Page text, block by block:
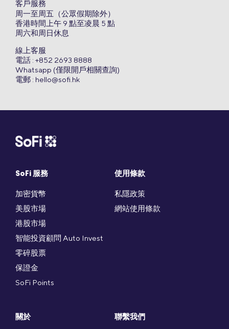
SoFi 服務
加密貨幣
美股市場
港股市場
智能投資顧問 Auto Invest
零碎股票
保證金
SoFi Points
使用條款
私隱政策
網站使用條款
關於 聯繫我們
客戶服務
周一至周五（公眾假期除外）
香港時間上午 9 點至凌晨 5 點
周六和周日休息
線上客服
電話 : +852 2693 8888
Whatsapp (僅限開戶相關查詢)
電郵 : hello@sofi.hk